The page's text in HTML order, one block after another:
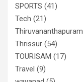
SPORTS (41)
Tech (21)
Thiruvananthapuram
Thrissur (54)
TOURISAM (17)
Travel (9)